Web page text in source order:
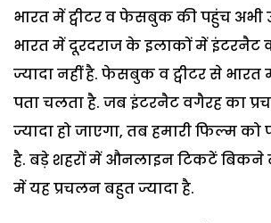
भारत में ट्वीटर व फेसबुक की पहुंच अभी
भारत में दूरदराज के इलाकों में
ज्यादा नहीं है. फेसबुक व ट्वीटर से भारत
पता चलता है. जब इंटरनैट वगैरह का
ज्यादा हो जाएगा, तब हमारी फिल्म
है. बड़े शहरों में औनलाइन टिकटें बिकने
में यह प्रचलन बहुत ज्यादा है.